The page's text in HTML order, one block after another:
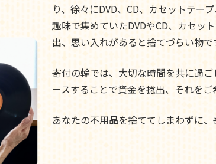
り、徐々にDVD、CD、カセットテー
趣味で集めていたDVDやCD、カセッ
出、思い入れがあると捨てづらい物
寄付の輪では、大切な時間を共に過
ースすることで資金を捻出、それをご
あなたの不用品を捨ててしまわずに